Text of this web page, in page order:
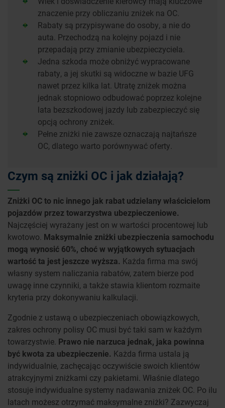
znaczenie przy obliczaniu zniżek na OC.
Rabaty są przypisywane do osoby, a nie do
auta. Przechodzą na kolejny pojazd i nie
przepadają przy zmianie ubezpieczyciela.
Jedna szkoda może obniżyć wypracowane
rabaty, a jej skutki są widoczne w bazie UFG
nawet przez kilka lat. Utratę zniżek można
jednak stopniowo odbudować poprzez kolejne
lata bezszkodowej jazdy lub zabezpieczyć się
opcją ochrony zniżek.
Pełne zniżki nie zawsze oznaczają najtańsze
OC, dlatego warto porównywać oferty.
Czym są zniżki OC i jak działają?
Zniżki OC to nic innego jak rabat udzielany właścicielom
pojazdów przez towarzystwa ubezpieczeniowe.
Najczęściej wyrażany jest on w wartości procentowej lub
kwotowo. Maksymalnie zniżki ubezpieczenia samochodu
mogą wynosić 60%, choć w wyjątkowych sytuacjach
wartość ta jest jeszcze wyższa. Każda firma ma swój
własny system naliczania rabatów, zatem bierze pod
uwagę inne czynniki, a także stawia klientom rozmaite
kryteria przy dokonywaniu kalkulacji.
Zgodnie z ustawą o ubezpieczeniach obowiązkowych,
zakres ochrony polisy OC musi być taki sam w każdym
towarzystwie. Prawo nie narzuca jednak, jaka powinna
być kwota za ubezpieczenie. Każda firma ustala ją
indywidualnie, zachęcając oczywiście swoich klientów
atrakcyjnymi zniżkami czy pakietami. Właśnie dlatego
stosuje indywidualne systemy nadawania zniżek OC. Po ilu
latach możesz otrzymać maksymalne zniżki? Zazwyczaj